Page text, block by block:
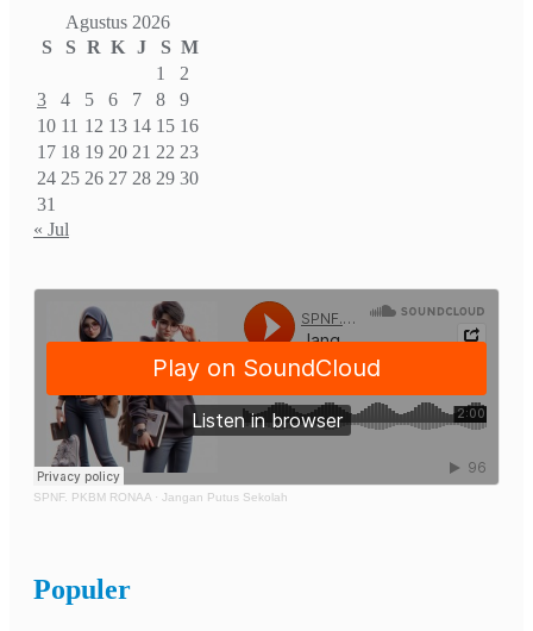
Agustus 2026
S
S R K J S M
1
2
3
4 5 6 7 8
9
10 11 12 13 14 15 16
17 18 19 20 21 22 23
24 25 26 27 28 29 30
31
« Jul
SPNF. PKBM RONAA · Jangan Putus Sekolah
Populer